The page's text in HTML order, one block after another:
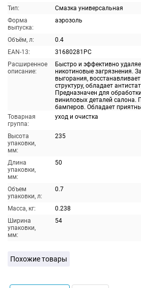
Тип:
Смазка универсальная
Форма
выпуска:
аэрозоль
Объём, л:
0.4
EAN-13:
31680281PC
Расширенное
описание:
Быстро и эффективно
никотиновые загрязнения.
выгорания,
структуру, обладает
Предназначен для
виниловых деталей салона.
бамперов. Обладает
Товарная
группа:
уход и очистка
Высота
упаковки,
мм:
235
Длина
упаковки,
мм:
50
Объем
упаковки, л:
0.7
Масса, кг:
0.238
Ширина
упаковки,
мм:
54
Похожие товары